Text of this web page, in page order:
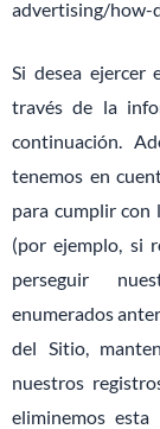
advertising/how-
Si desea ejercer
través de la
continuación.
tenemos en
para cumplir con
(por ejemplo, si
perseguir
enumerados
del Sitio,
nuestros
eliminemos